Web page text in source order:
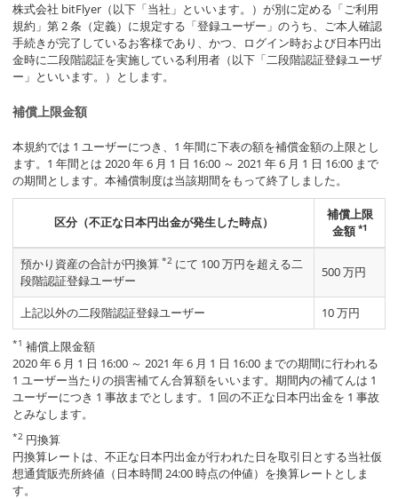
セキュリティ
株式会社 bitFlyer（以下「当社」といいます。）が別に定める「ご利用
規約」第 2 条（定義）に規定する「登録ユーザー」のうち、ご本人確認
手続きが完了しているお客様であり、かつ、ログイン時および日本円出
金時に二段階認証を実施している利用者（以下「二段階認証登録ユーザ
ー」といいます。）とします。
補償上限金額
本規約では 1 ユーザーにつき、1 年間に下表の額を補償金額の上限とし
ます。1 年間とは 2020 年 6 月 1 日 16:00 ～ 2021 年 6 月 1 日 16:00 まで
の期間とします。本補償制度は当該期間をもって終了しました。
区分（不正な日本円出金が発生した時点）
補償上限
金額*1
預かり資産の合計が円換算 *2 にて 100 万円を超える二
段階認証登録ユーザー
500 万円
上記以外の二段階認証登録ユーザー 10 万円
*1 補償上限金額
2020 年 6 月 1 日 16:00 ～ 2021 年 6 月 1 日 16:00 までの期間に行われる
1 ユーザー当たりの損害補てん合算額をいいます。期間内の補てんは 1
ユーザーにつき 1 事故までとします。1 回の不正な日本円出金を 1 事故
とみなします。
*2 円換算
円換算レートは、不正な日本円出金が行われた日を取引日とする当社仮
想通貨販売所終値（日本時間 24:00 時点の仲値）を換算レートとしま
す。